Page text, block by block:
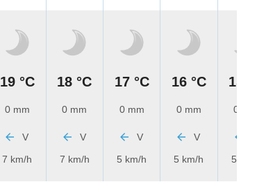
19 °C
0 mm
V
7 km/h
18 °C
0 mm
V
7 km/h
17 °C
0 mm
V
5 km/h
16 °C
0 mm
V
5 km/h
15 °C
0 mm
5 km/h